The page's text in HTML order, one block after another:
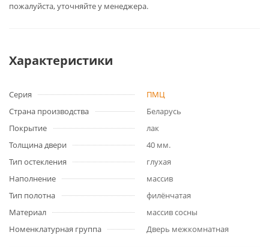
пожалуйста, уточняйте у менеджера.
Характеристики
Серия
ПМЦ
Страна производства
Беларусь
Покрытие
лак
Толщина двери
40 мм.
Тип остекления
глухая
Наполнение
массив
Тип полотна
филёнчатая
Материал
массив сосны
Номенклатурная группа
Дверь межкомнатная